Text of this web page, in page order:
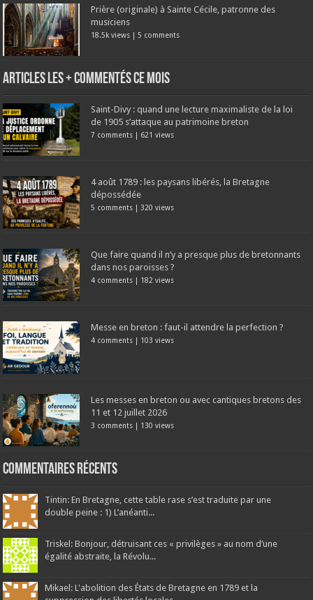
Prière (originale) à Sainte Cécile, patronne des
musiciens
18.5k views |5 comments
Articles les + commentés ce mois
Saint-Divy : quand une lecture maximaliste de la loi
de 1905 s’attaque au patrimoine breton
7 comments | 621 views
4 août 1789 : les paysans libérés, la Bretagne
dépossédée
5 comments | 320 views
Que faire quand il n’y a presque plus de bretonnants
dans nos paroisses ?
4 comments | 182 views
Messe en breton : faut-il attendre la perfection ?
4 comments | 103 views
Les messes en breton ou avec cantiques bretons des
11 et 12 juillet 2026
3 comments | 130 views
Commentaires récents
Tintin: En Bretagne, cette table rase s’est traduite par une
double peine : 1) L’anéanti...
Triskel: Bonjour, détruisant ces « privilèges » au nom d’une
égalité abstraite, la Révolu...
Mikael: L'abolition des États de Bretagne en 1789 et la